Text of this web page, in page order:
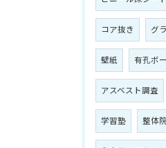
コア抜き グ
壁紙 有孔ボ
アスベスト調査
学習塾 整体院